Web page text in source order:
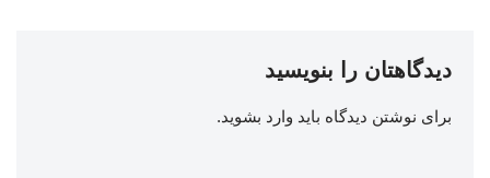
دیدگاهتان را بنویسید
برای نوشتن دیدگاه باید وارد بشوید.